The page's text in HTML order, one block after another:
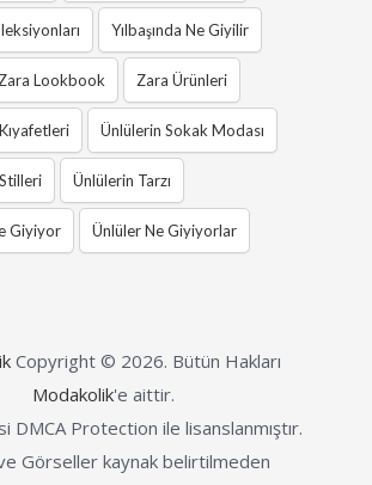
Yılbaşında Ne Giyilir
Zara Lookbook Zara Ürünleri
Ünlülerin Sokak Modası
Ünlülerin Tarzı
Giyiyor Ünlüler Ne Giyiyorlar
Copyright © 2026. Bütün Hakları
Modakolik'e aittir.
DMCA Protection ile lisanslanmıştır.
Görseller kaynak belirtilmeden